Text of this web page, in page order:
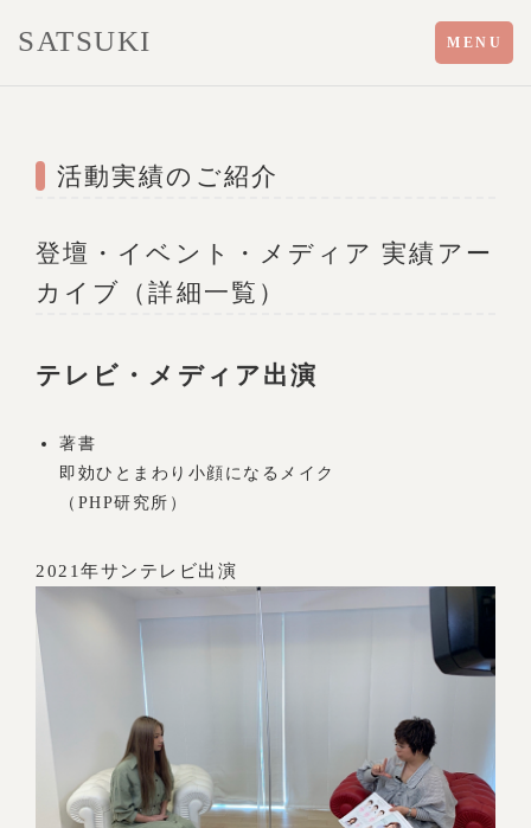
Toggle
navigation
MENU
SATSUKI
活動実績のご紹介
登壇・イベント・メディア 実績アー
カイブ（詳細一覧）
テレビ・メディア出演
著書
即効ひとまわり小顔になるメイク
（PHP研究所）
2021年サンテレビ出演